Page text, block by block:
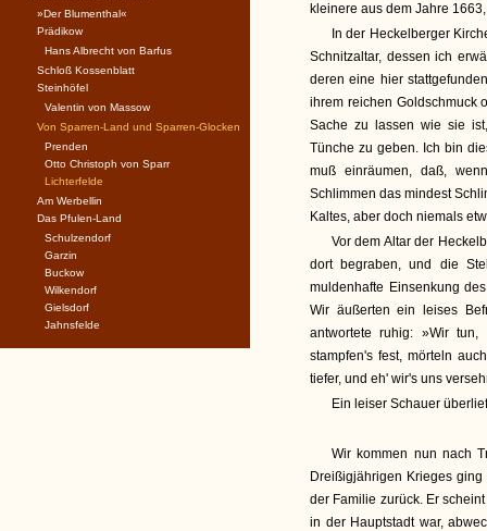
kleinere aus dem Jahre
In der Heckelberger
Schnitzaltar, dessen ich
deren eine hier
ihrem reichen Goldschmuck
Sache zu lassen wie sie
Tünche zu geben. Ich bin
muß einräumen, daß,
Schlimmen das mindest
Kaltes, aber doch niemals
Vor dem Altar der
dort begraben, und die
muldenhafte Einsenkung
Wir äußerten ein leises
antwortete ruhig: »Wir
stampfen's fest, mörteln
tiefer, und eh' wir's uns
Ein leiser Schauer
Wir kommen nun nach
Dreißigjährigen Krieges
der Familie zurück. Er
in der Hauptstadt war,
»Der Blumenthal«
Prädikow
Hans Albrecht von Barfus
Schloß Kossenblatt
Steinhöfel
Valentin von Massow
Von Sparren-Land und Sparren-Glocken
Prenden
Otto Christoph von Sparr
Lichterfelde
Am Werbellin
Das Pfulen-Land
Schulzendorf
Garzin
Buckow
Wilkendorf
Gielsdorf
Jahnsfelde